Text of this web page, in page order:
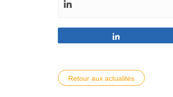
Retour aux actualités